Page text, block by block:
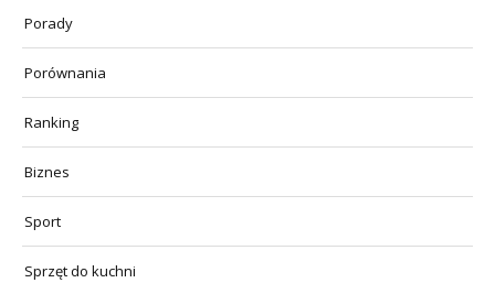
Porady
Porównania
Ranking
Biznes
Sport
Sprzęt do kuchni